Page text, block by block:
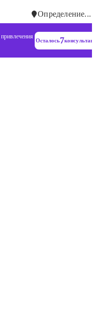
Определение...
привлечения
Осталось7